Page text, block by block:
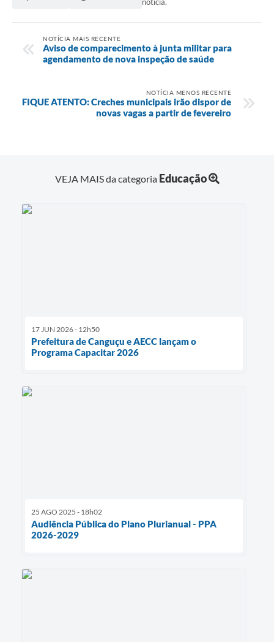
NOTÍCIA MAIS RECENTE
Aviso de comparecimento à junta militar para
agendamento de nova inspeção de saúde
NOTÍCIA MENOS RECENTE
FIQUE ATENTO: Creches municipais irão dispor de
novas vagas a partir de fevereiro
VEJA MAIS da categoria Educação
17 JUN 2026 - 12h50
Prefeitura de Canguçu e AECC lançam o
Programa Capacitar 2026
25 AGO 2025 - 18h02
Audiência Pública do Plano Plurianual - PPA
2026-2029